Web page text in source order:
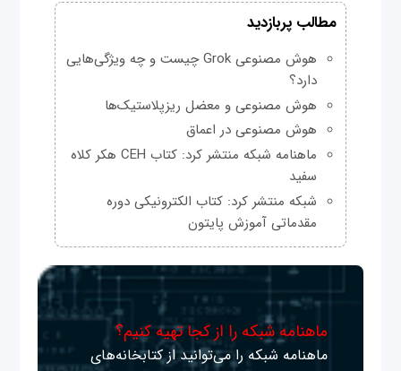
مطالب پربازدید
هوش مصنوعی Grok چیست و چه ویژگی‌هایی
دارد؟
هوش مصنوعی و معضل ریزپلاستیک‌ها
هوش مصنوعی در اعماق
ماهنامه شبکه منتشر کرد: کتاب CEH هکر کلاه
سفید
شبکه منتشر کرد: کتاب الکترونیکی دوره
مقدماتی آموزش پایتون
ماهنامه شبکه را از کجا تهیه کنیم؟
ماهنامه شبکه را می‌توانید از کتابخانه‌های